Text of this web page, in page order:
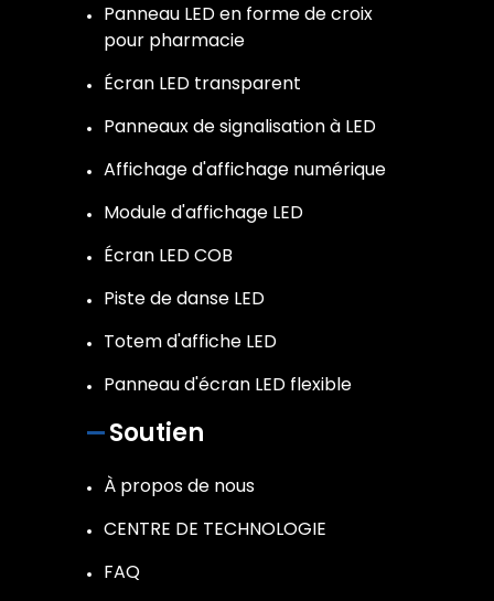
Panneau LED en forme de croix
pour pharmacie
Écran LED transparent
Panneaux de signalisation à LED
Affichage d'affichage numérique
Module d'affichage LED
Écran LED COB
Piste de danse LED
Totem d'affiche LED
Panneau d'écran LED flexible
Soutien
À propos de nous
CENTRE DE TECHNOLOGIE
FAQ